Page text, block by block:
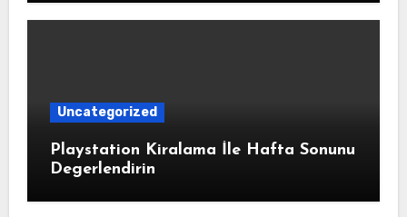
Uncategorized
Playstation Kiralama İle Hafta Sonunu
Degerlendirin